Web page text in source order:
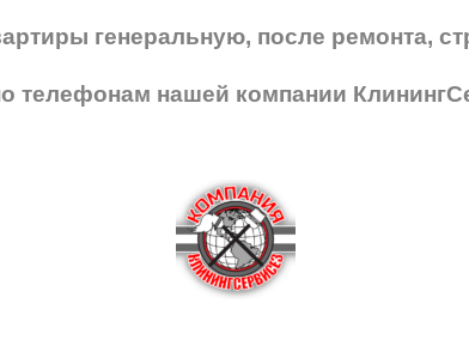
генеральную, после ремонта,
телефонам нашей компании